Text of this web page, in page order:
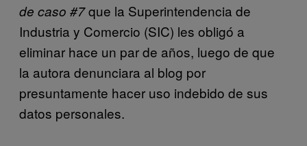
de caso #7que la Superintendencia de
Industria y Comercio (SIC) les obligó a
eliminar hace un par de años, luego de que
la autora denunciara al blog por
presuntamente hacer uso indebido de sus
datos personales.